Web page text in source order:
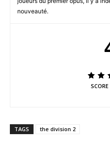
nouveauté.
TAGS the division 2